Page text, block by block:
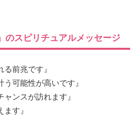
のスピリチュアルメッセージ
る前兆です』
う可能性が高いです』
ャンスが訪れます』
ます』